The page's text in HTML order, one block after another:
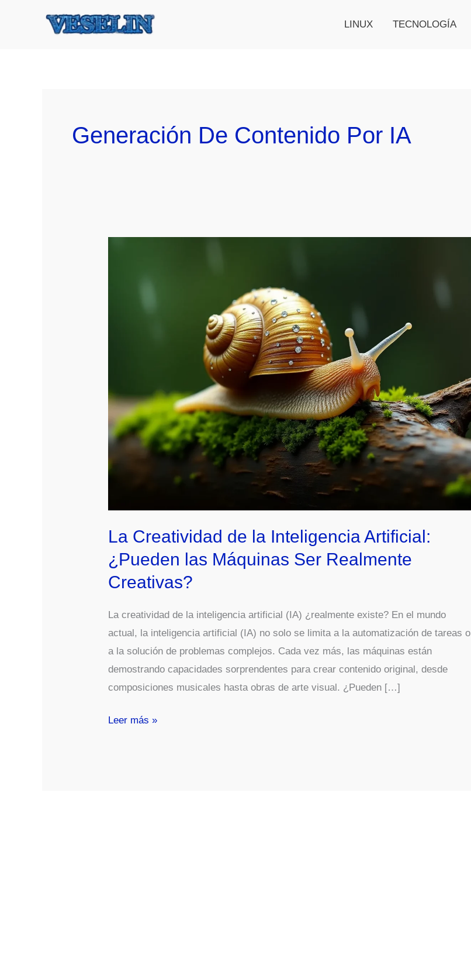
LINUX TECNOLOGÍA
Generación De Contenido Por IA
La Creatividad de la Inteligencia Artificial:
¿Pueden las Máquinas Ser Realmente
Creativas?
La creatividad de la inteligencia artificial (IA) ¿realmente existe? En el mundo
actual, la inteligencia artificial (IA) no solo se limita a la automatización de tareas o
a la solución de problemas complejos. Cada vez más, las máquinas están
demostrando capacidades sorprendentes para crear contenido original, desde
composiciones musicales hasta obras de arte visual. ¿Pueden […]
La
Leer más »